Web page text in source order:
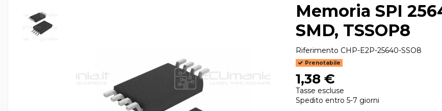
Memoria SPI
SMD, TSSOP8
Riferimento CHP-E2P-25640-SSO8
Prenotabile
1,38 €
Tasse escluse
Spedito entro 5-7 giorni